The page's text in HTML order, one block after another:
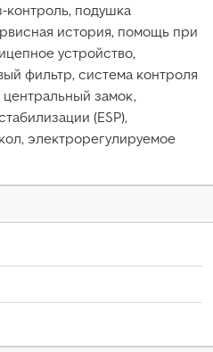
контроль, подушка
история, помощь при
устройство,
фильтр, система контроля
центральный замок,
(ESP),
электрорегулируемое